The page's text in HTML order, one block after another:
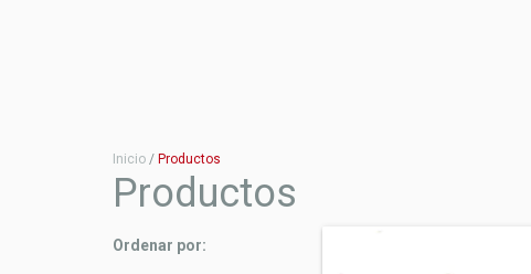
Inicio / Productos
Productos
Ordenar por: